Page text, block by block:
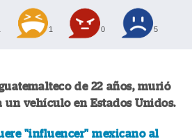
1 0 5
de 22 años, murió
vehículo en Estados Unidos.
"influencer" mexicano al